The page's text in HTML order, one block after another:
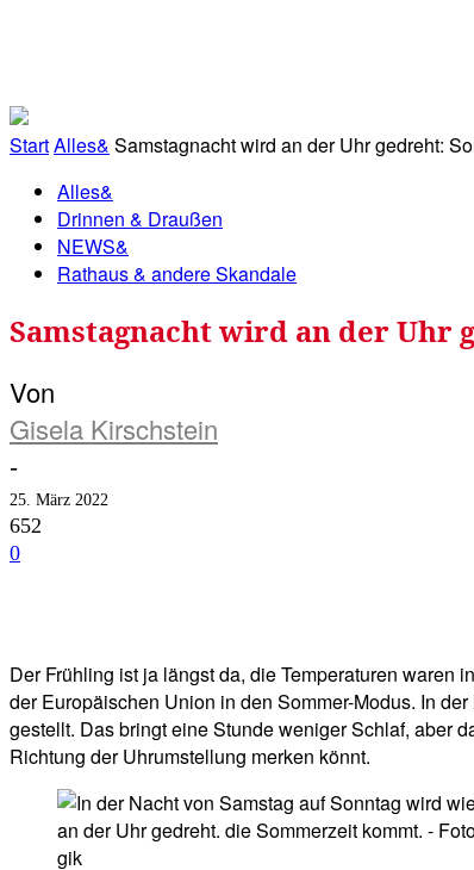
StartAlles& Samstagnacht wird an der Uhr gedreht:
Alles&
Drinnen & Draußen
NEWS&
Rathaus & andere Skandale
Samstagnacht wird an der Uhr
Von
Gisela Kirschstein
-
25. März 2022
652
0
Der Frühling ist ja längst da, die Temperaturen waren
der Europäischen Union in den Sommer-Modus. In
gestellt. Das bringt eine Stunde weniger Schlaf, aber
Richtung der Uhrumstellung merken könnt.